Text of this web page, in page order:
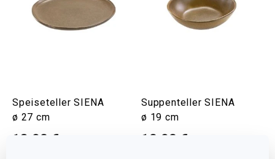
Speiseteller SIENA
ø 27 cm
13,90 €
Suppenteller SIENA
ø 19 cm
10,90 €